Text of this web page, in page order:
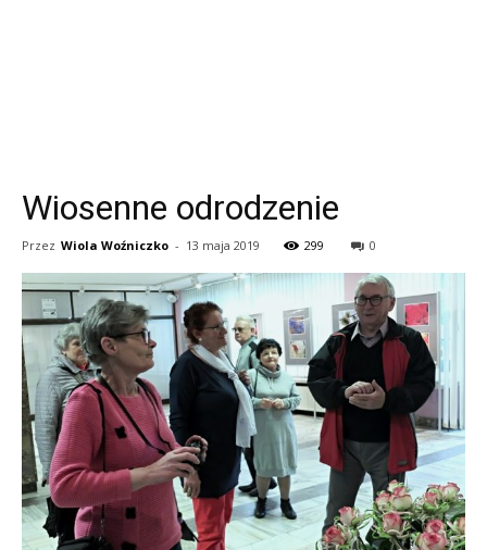
Wiosenne odrodzenie
Przez Wiola Woźniczko - 13 maja 2019 299 0